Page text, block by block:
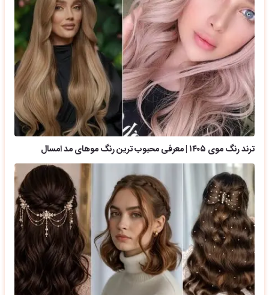
ترند رنگ موی ۱۴۰۵ | معرفی محبوب ترین رنگ موهای مد امسال